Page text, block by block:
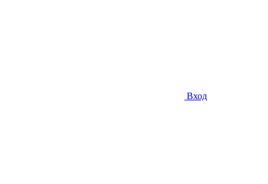
Вход